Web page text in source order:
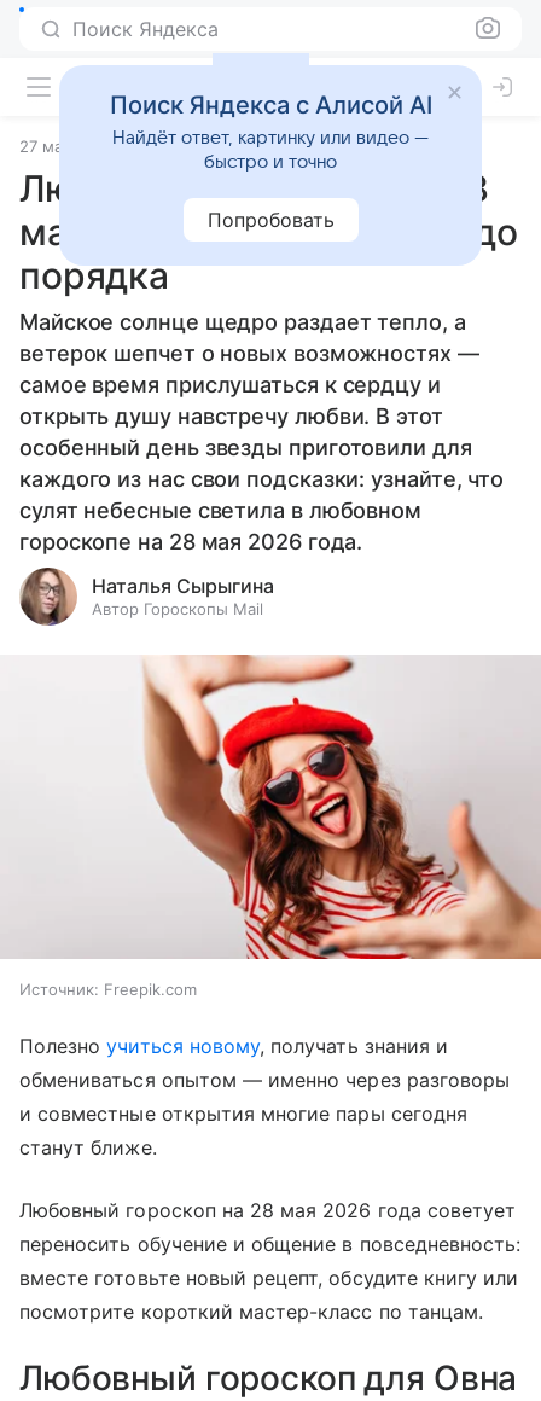
Поиск Яндекса
27 мая 2026 Источник:Гороскопы Mail Статьи
Любовный гороскоп на 28
мая 2026 года: Девам не до
порядка
Майское солнце щедро раздает тепло, а
ветерок шепчет о новых возможностях —
самое время прислушаться к сердцу и
открыть душу навстречу любви. В этот
особенный день звезды приготовили для
каждого из нас свои подсказки: узнайте, что
сулят небесные светила в любовном
гороскопе на 28 мая 2026 года.
Наталья Сырыгина
Автор Гороскопы Mail
Источник: Freepik.com
Полезноучиться новому, получать знания и
обмениваться опытом — именно через разговоры
и совместные открытия многие пары сегодня
станут ближе.
Любовный гороскоп на 28 мая 2026 года советует
переносить обучение и общение в повседневность:
вместе готовьте новый рецепт, обсудите книгу или
посмотрите короткий мастер-класс по танцам.
Любовный гороскоп для Овна
Поиск Яндекса с Алисой AI
Найдёт ответ, картинку или видео —
быстро и точно
Попробовать